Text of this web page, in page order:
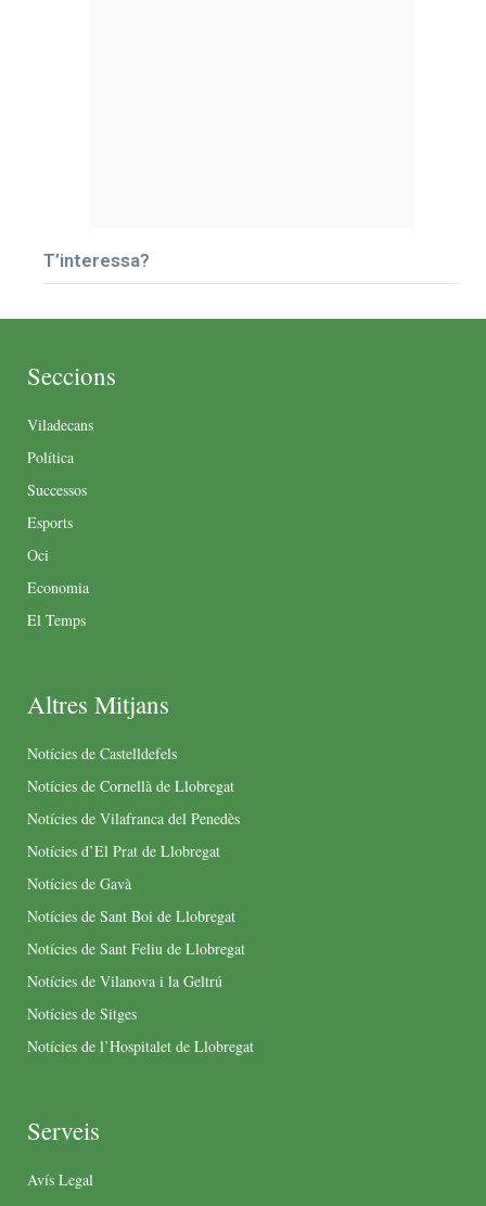
T’interessa?
Seccions
Viladecans
Política
Successos
Esports
Oci
Economia
El Temps
Altres Mitjans
Notícies de Castelldefels
Notícies de Cornellà de Llobregat
Notícies de Vilafranca del Penedès
Notícies d’El Prat de Llobregat
Notícies de Gavà
Notícies de Sant Boi de Llobregat
Notícies de Sant Feliu de Llobregat
Notícies de Vilanova i la Geltrú
Notícies de Sitges
Notícies de l’Hospitalet de Llobregat
Serveis
Avís Legal